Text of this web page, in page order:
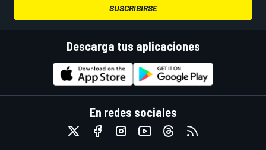
SUSCRIBIRSE
Descarga tus aplicaciones
En redes sociales